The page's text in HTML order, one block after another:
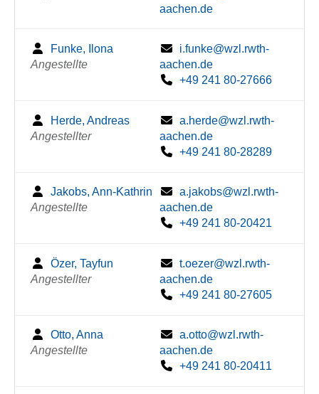
aachen.de
Funke, Ilona
Angestellte
i.funke@wzl.rwth-
aachen.de
+49 241 80-27666
Herde, Andreas
Angestellter
a.herde@wzl.rwth-
aachen.de
+49 241 80-28289
Jakobs, Ann-Kathrin
Angestellte
a.jakobs@wzl.rwth-
aachen.de
+49 241 80-20421
Özer, Tayfun
Angestellter
t.oezer@wzl.rwth-
aachen.de
+49 241 80-27605
Otto, Anna
Angestellte
a.otto@wzl.rwth-
aachen.de
+49 241 80-20411